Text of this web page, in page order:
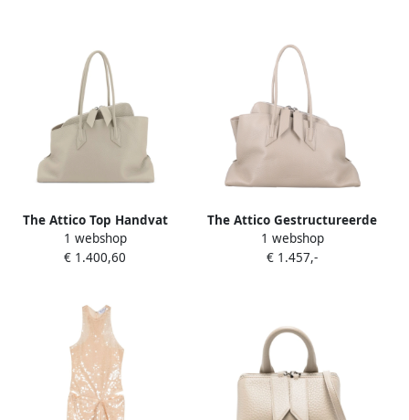
The Attico Top Handvat
Zand Stijl Tas Beige Dames
1 webshop
€ 1.400,60
The Attico Gestructureerde
Leren Handtas Beige Dames
1 webshop
€ 1.457,-